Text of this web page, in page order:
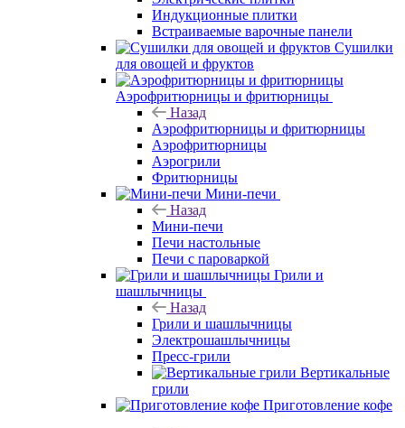
Индукционные плитки
Встраиваемые варочные панели
Сушилки
для овощей и фруктов
Аэрофритюрницы и фритюрницы
Назад
Аэрофритюрницы и фритюрницы
Аэрофритюрницы
Аэрогрили
Фритюрницы
Мини-печи
Назад
Мини-печи
Печи настольные
Печи с пароваркой
Грили и
шашлычницы
Назад
Грили и шашлычницы
Электрошашлычницы
Пресс-грили
Вертикальные
грили
Приготовление кофе